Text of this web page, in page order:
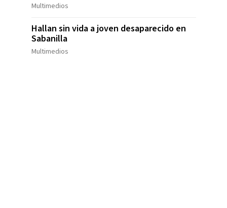
Multimedios
Hallan sin vida a joven desaparecido en
Sabanilla
Multimedios